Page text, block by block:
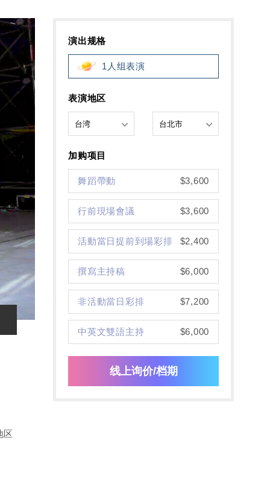
演出规格
1人组表演
表演地区
加购项目
$3,600
舞蹈帶動
$3,600
行前現場會議
$2,400
活動當日提前到場彩排
$6,000
撰寫主持稿
$7,200
非活動當日彩排
$6,000
中英文雙語主持
线上询价/档期
区